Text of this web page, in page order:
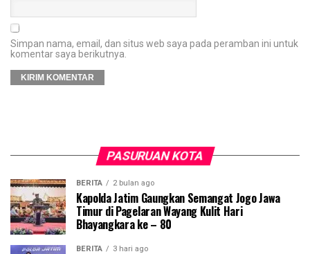
Simpan nama, email, dan situs web saya pada peramban ini untuk
komentar saya berikutnya.
PASURUAN KOTA
BERITA 2 bulan ago
Kapolda Jatim Gaungkan Semangat Jogo Jawa
Timur di Pagelaran Wayang Kulit Hari
Bhayangkara ke – 80
BERITA 3 hari ago